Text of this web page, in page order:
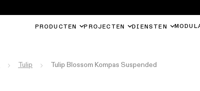
PRODUCTEN PROJECTEN DIENSTEN
Tulip Tulip Blossom Kompas Suspended